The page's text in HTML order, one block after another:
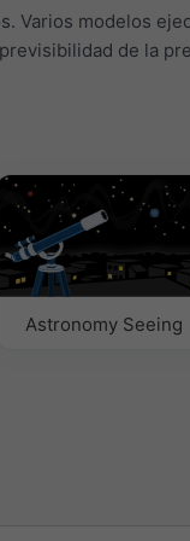
Varios modelos
de la
Astronomy Seeing